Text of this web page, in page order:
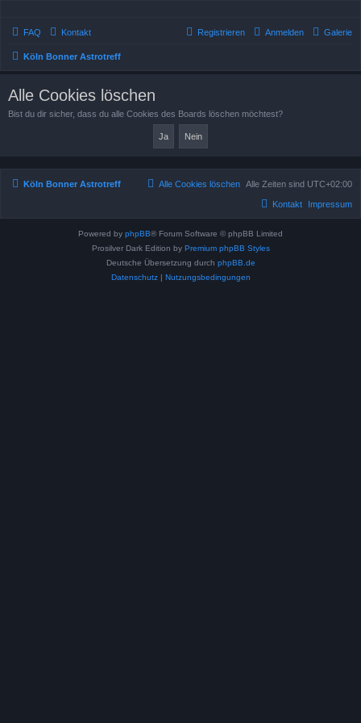
Galerie
FAQ Kontakt Anmelden
Registrieren
Köln Bonner Astrotreff
Alle Cookies löschen
Bist du dir sicher, dass du alle Cookies des Boards löschen möchtest?
Köln Bonner Astrotreff Alle Zeiten sind UTC+02:00
Alle Cookies löschen
Impressum
Kontakt
Powered by phpBB® Forum Software © phpBB Limited
Prosilver Dark Edition by Premium phpBB Styles
Deutsche Übersetzung durch phpBB.de
Datenschutz| Nutzungsbedingungen